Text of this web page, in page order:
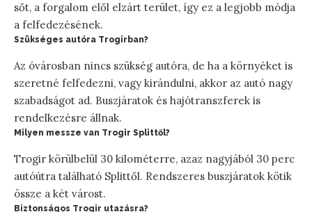
sőt, a forgalom elől elzárt terület, így ez a legjobb módja
a felfedezésének.
Szükséges autóra Trogirban?
Az óvárosban nincs szükség autóra, de ha a környéket is
szeretné felfedezni, vagy kirándulni, akkor az autó nagy
szabadságot ad. Buszjáratok és hajótranszferek is
rendelkezésre állnak.
Milyen messze van Trogir Splittől?
Trogir körülbelül 30 kilométerre, azaz nagyjából 30 perc
autóútra található Splittől. Rendszeres buszjáratok kötik
össze a két várost.
Biztonságos Trogir utazásra?